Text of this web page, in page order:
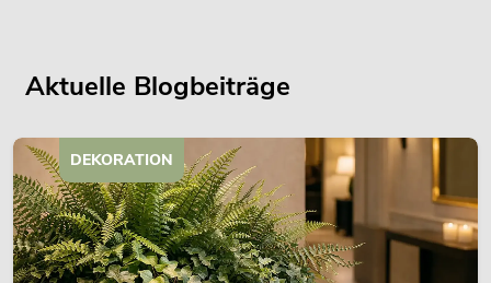
Aktuelle Blogbeiträge
DEKORATION